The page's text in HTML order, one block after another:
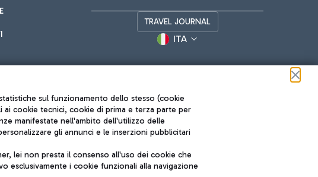
TRAVEL JOURNAL
ITA
Roma FCO
L'aeroporto stellato
sul funzionamento dello stesso (cookie
ai cookie tecnici, cookie di prima e terza parte per
manifestate nell'ambito dell'utilizzo delle
gli annunci e le inserzioni pubblicitari
lei non presta il consenso all'uso dei cookie che
esclusivamente i cookie funzionali alla navigazione